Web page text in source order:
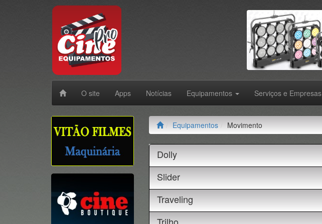
O site Apps Notícias Equipamentos Serviços e Empresas
Equipamentos Movimento
Dolly
Slider
Traveling